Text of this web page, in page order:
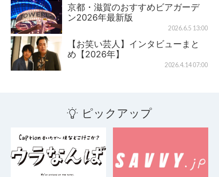
京都・滋賀のおすすめビアガーデ
ン2026年最新版
2026.6.5 13:00
【お笑い芸人】インタビューまと
め【2026年】
2026.4.14 07:00
ピックアップ